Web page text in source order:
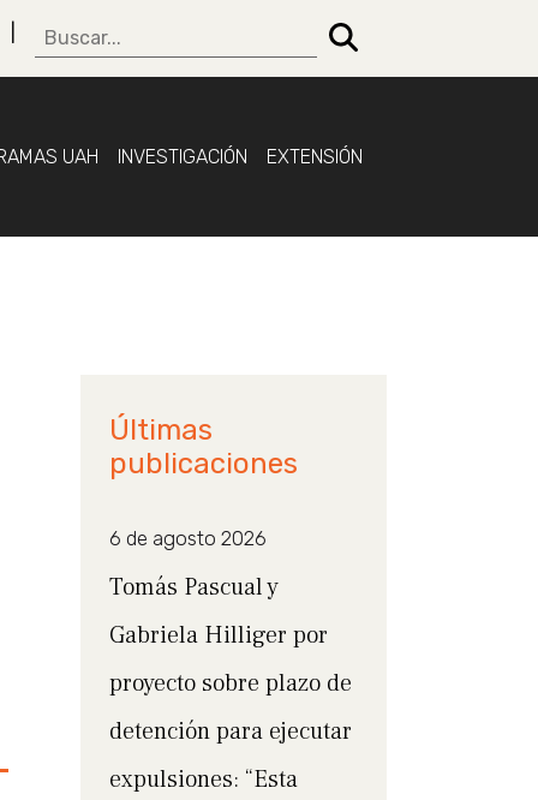
UAH INVESTIGACIÓN EXTENSIÓN
Últimas
publicaciones
6 de agosto 2026
Tomás Pascual y
Gabriela Hilliger por
proyecto sobre plazo de
detención para ejecutar
expulsiones: “Esta